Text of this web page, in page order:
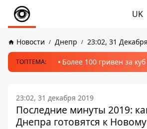
UK
Новости Днепр 23:02, 31
ТОПТЕМА: Более 100 гривен за
23:02, 31 декабря 2019
Последние минуты 2019:
Днепра готовятся к